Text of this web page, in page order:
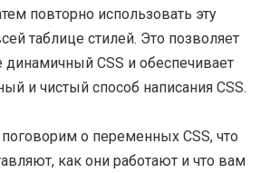
повторно использовать эту
таблице стилей. Это позволяет
динамичный CSS и обеспечивает
и чистый способ написания CSS.
о переменных CSS, что
как они работают и что вам